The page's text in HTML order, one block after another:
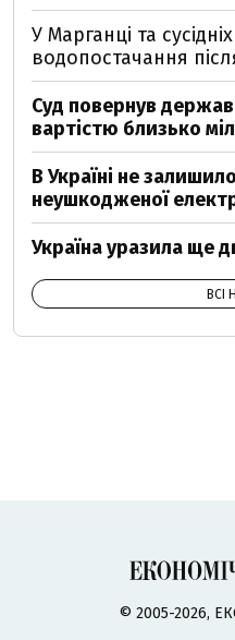
У Марганці та
водопостачання
Суд повернув
вартістю близько
В Україні не
неушкодженої
Україна уразила ще
ВСІ
© 2005-2026,